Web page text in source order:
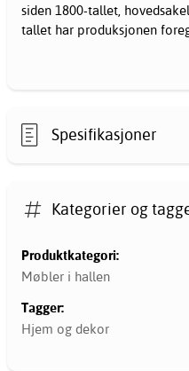
siden 1800-tallet,
tallet har produksjonen
Spesifikasjoner
Kategorier og
Produktkategori:
Møbler i hallen
Tagger:
Hjem og dekor